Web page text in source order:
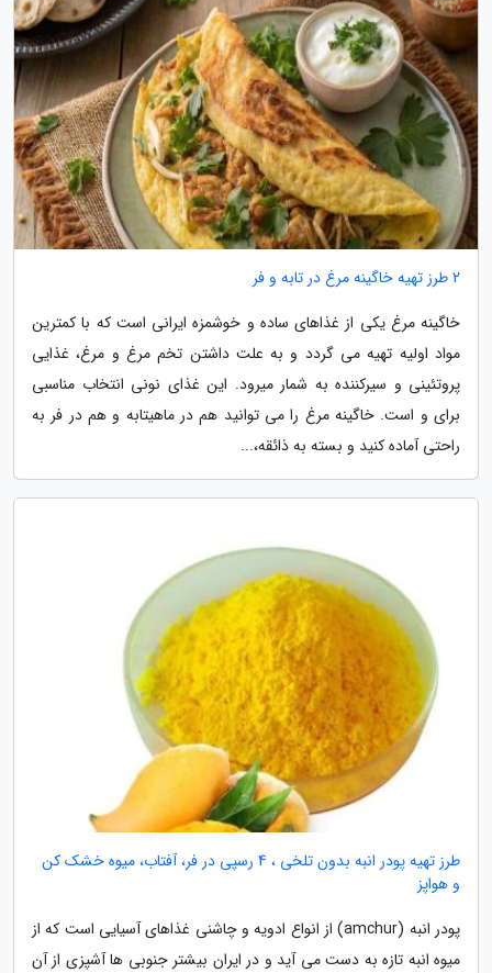
2 طرز تهیه خاگینه مرغ در تابه و فر
خاگینه مرغ یکی از غذاهای ساده و خوشمزه ایرانی است که با کمترین
مواد اولیه تهیه می گردد و به علت داشتن تخم مرغ و مرغ، غذایی
پروتئینی و سیرکننده به شمار میرود. این غذای نونی انتخاب مناسبی
برای و است. خاگینه مرغ را می توانید هم در ماهیتابه و هم در فر به
راحتی آماده کنید و بسته به ذائقه،...
طرز تهیه پودر انبه بدون تلخی ، 4 رسپی در فر، آفتاب، میوه خشک کن
و هواپز
پودر انبه (amchur) از انواع ادویه و چاشنی غذاهای آسیایی است که از
میوه انبه تازه به دست می آید و در ایران بیشتر جنوبی ها آشپزی از آن